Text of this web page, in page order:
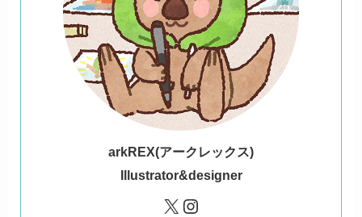
arkREX(アークレックス)
Illustrator&designer
X Instagram